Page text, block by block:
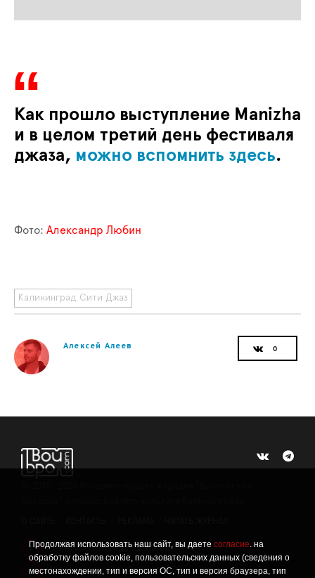
Продолжая использовать наш сайт, вы даете согласие. на
обработку файлов cookie, пользовательских данных (сведения о
местонахождении, тип и версия ОС, тип и версия браузера, тип
Как прошло выступление Manizha
и в целом третий день фестиваля
джаза, можно вспомнить здесь.
Фото: Александр Любин
Калининград Сити Джаз
Алексей Алеев
! Политика конфиденциальности
! Информация о проведении СОУТ